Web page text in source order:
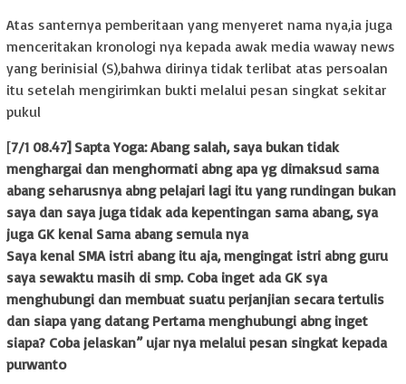
Atas santernya pemberitaan yang menyeret nama nya,ia juga
menceritakan kronologi nya kepada awak media waway news
yang berinisial (S),bahwa dirinya tidak terlibat atas persoalan
itu setelah mengirimkan bukti melalui pesan singkat sekitar
pukul
[7/1 08.47] Sapta Yoga: Abang salah, saya bukan tidak
menghargai dan menghormati abng apa yg dimaksud sama
abang seharusnya abng pelajari lagi itu yang rundingan bukan
saya dan saya juga tidak ada kepentingan sama abang, sya
juga GK kenal Sama abang semula nya
Saya kenal SMA istri abang itu aja, mengingat istri abng guru
saya sewaktu masih di smp. Coba inget ada GK sya
menghubungi dan membuat suatu perjanjian secara tertulis
dan siapa yang datang Pertama menghubungi abng inget
siapa? Coba jelaskan” ujar nya melalui pesan singkat kepada
purwanto